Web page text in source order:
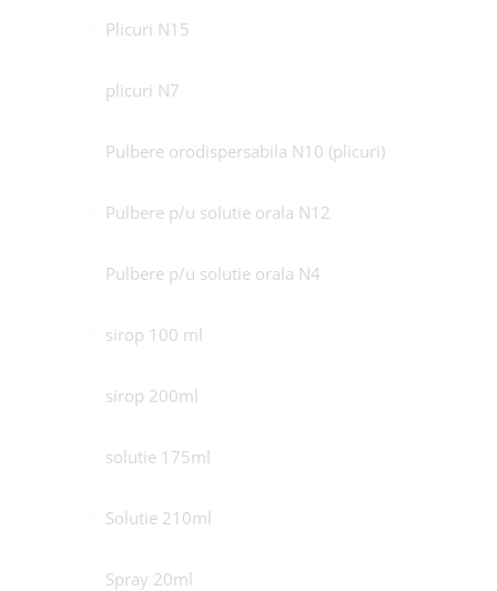
Plicuri N15
plicuri N7
Pulbere orodispersabila N10 (plicuri)
Pulbere p/u solutie orala N12
Pulbere p/u solutie orala N4
sirop 100 ml
sirop 200ml
solutie 175ml
Solutie 210ml
Spray 20ml